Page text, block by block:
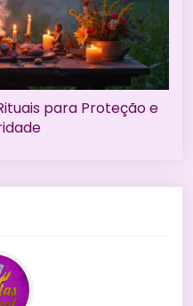
para Proteção e